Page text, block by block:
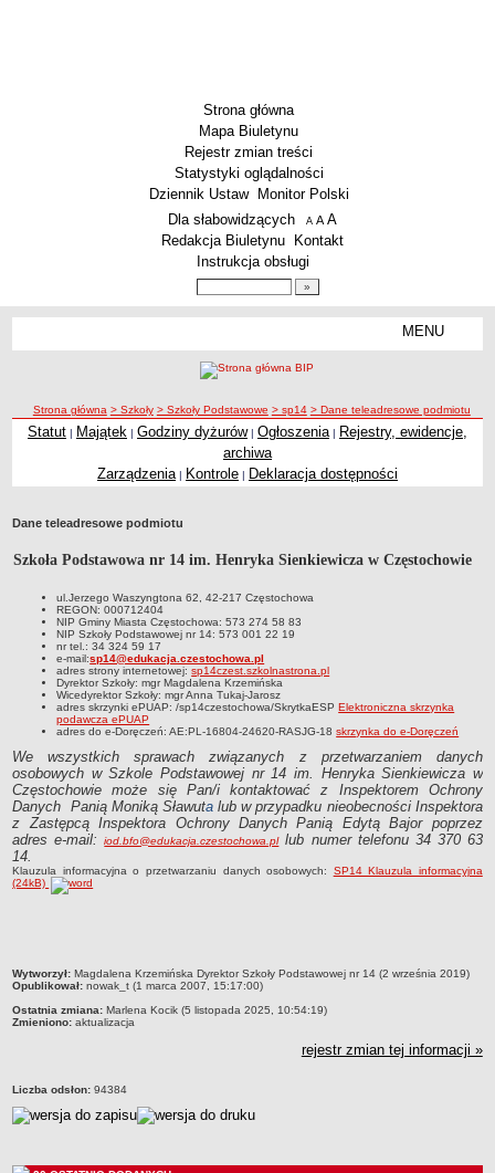
Strona główna
Mapa Biuletynu
Rejestr zmian treści
Statystyki oglądalności
Dziennik Ustaw
Monitor Polski
Menu dodatkowe
Dla słabowidzących A pomniejsz czcionkę
A standardowy rozmiar czcionki
A
Redakcja Biuletynu
Kontakt
Instrukcja obsługi
MENU
Licea
Zespoły Szkół
Techniczne Zakłady Naukowe
Przedszkola Miejskie
Zlikwidowane gimnazja
Przekształcone szkoły i placówki
Wielofunkcyjna Placówka
SPECJALNE OŚRODKI SZKOLNO-WYCHOWAWCZE
Specjalny Ośrodek nr 1
Specjalny Ośrodek nr 5
BURSA MIEJSKA
Dane podstawowe
Statut
Majątek
Godziny dyżurów
Ogłoszenie
Zarządzenia
Sprawozdania
Deklaracja dostępności
Dane podstawowe
Majątek
ścieżka nawigacji
Strona główna > Szkoły > Szkoły Podstawowe > sp14 > Dane teleadresowe podmiotu
Statut | Majątek | Godziny dyżurów| Ogłoszenia | Rejestry, ewidencje,
archiwa
Zarządzenia | Kontrole | Deklaracja dostępności
Dane teleadresowe podmiotu
Szkoła Podstawowa nr 14 im. Henryka Sienkiewicza w Częstochowie
ul.Jerzego Waszyngtona 62, 42-217 Częstochowa
REGON: 000712404
NIP Gminy Miasta Częstochowa: 573 274 58 83
NIP Szkoły Podstawowej nr 14: 573 001 22 19
nr tel.: 34 324 59 17
e-mail:sp14@edukacja.czestochowa.pl
adres strony internetowej:sp14czest.szkolnastrona.pl
Dyrektor Szkoły: mgr Magdalena Krzemińska
Wicedyrektor Szkoły: mgr Anna Tukaj-Jarosz
adres skrzynki ePUAP: /sp14czestochowa/SkrytkaESPElektroniczna skrzynka
podawcza ePUAP
adres do e-Doręczeń: AE:PL-16804-24620-RASJG-18skrzynka do e-Doręczeń
We wszystkich sprawach związanych z przetwarzaniem danych
osobowych w Szkole Podstawowej nr 14 im. Henryka Sienkiewicza w
Częstochowie może się Pan/i kontaktować z Inspektorem Ochrony
Danych Panią Moniką Sławutalub w przypadku nieobecności Inspektora
z Zastępcą Inspektora Ochrony Danych Panią Edytą Bajor poprzez
adres e-mail:iod.bfo@edukacja.czestochowa.pllub numer telefonu 34 370 63
14.
Klauzula informacyjna o przetwarzaniu danych osobowych: SP14 Klauzula informacyjna
(24kB)
metryczka
Wytworzył: Magdalena Krzemińska Dyrektor Szkoły Podstawowej nr 14 (2 września 2019)
Opublikował: nowak_t (1 marca 2007, 15:17:00)
Ostatnia zmiana: Marlena Kocik (5 listopada 2025, 10:54:19)
Zmieniono: aktualizacja
rejestr zmian tej informacji »
Liczba odsłon: 94384